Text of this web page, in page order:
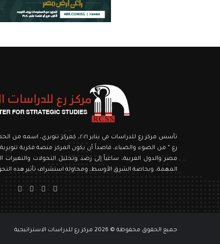
تأسس مركز رع للدراسات في يناير ٢٠٢١، كمركز
رع ” من الضوء والضياء، قاصداً أن يكون المركز منصة فكرية
مصر والدول العربية، ساعياً إلى رصد وتحليل التحولات والتغيرات
المهمة، وبخاصة الشرق الأوسط، ومحاولة استشراف تأثير هذه
فيسبوك
‫X
‫YouTube
جميع الحقوق محفوظة © 2026 مركز رع للدراسات الاستراتيجية